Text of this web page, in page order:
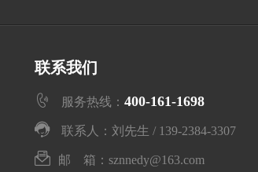
联系我们
服务热线：400-161-1698
联系人：刘先生 / 139-2384-3307
邮 箱： sznnedy@163.com